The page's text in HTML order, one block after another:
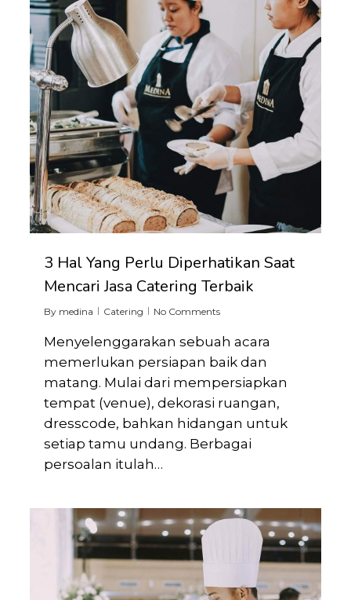
3 Hal Yang Perlu Diperhatikan Saat
Mencari Jasa Catering Terbaik
By medina Catering No Comments
Menyelenggarakan sebuah acara
memerlukan persiapan baik dan
matang. Mulai dari mempersiapkan
tempat (venue), dekorasi ruangan,
dresscode, bahkan hidangan untuk
setiap tamu undang. Berbagai
persoalan itulah…
0